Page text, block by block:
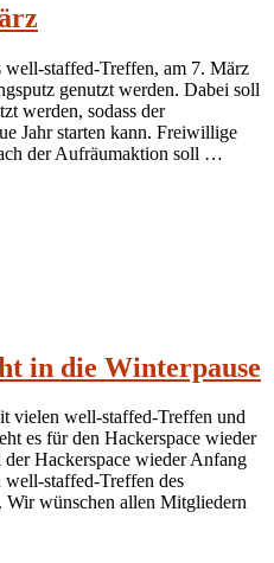
staffed-Treffen, am 7. März
genutzt werden. Dabei soll
werden, sodass der
Jahr starten kann. Freiwillige
der Aufräumaktion soll …
in die Winterpause
vielen well-staffed-Treffen und
es für den Hackerspace wieder
Hackerspace wieder Anfang
well-staffed-Treffen des
Wir wünschen allen Mitgliedern